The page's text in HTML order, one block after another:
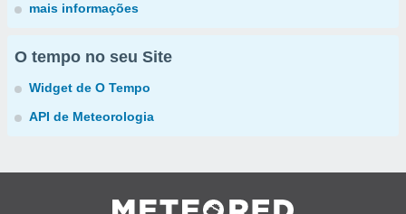
mais informações
O tempo no seu Site
Widget de O Tempo
API de Meteorologia